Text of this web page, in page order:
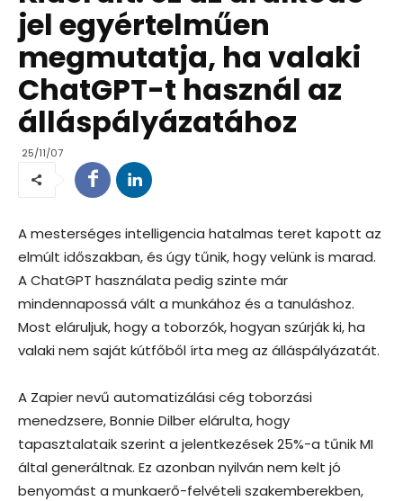
jel egyértelműen
megmutatja, ha valaki
ChatGPT-t használ az
álláspályázatához
25/11/07
A mesterséges intelligencia hatalmas teret kapott az
elmúlt időszakban, és úgy tűnik, hogy velünk is marad.
A ChatGPT használata pedig szinte már
mindennapossá vált a munkához és a tanuláshoz.
Most eláruljuk, hogy a toborzók, hogyan szúrják ki, ha
valaki nem saját kútfőből írta meg az álláspályázatát.
A Zapier nevű automatizálási cég toborzási
menedzsere, Bonnie Dilber elárulta, hogy
tapasztalataik szerint a jelentkezések 25%-a tűnik MI
által generáltnak. Ez azonban nyilván nem kelt jó
benyomást a munkaerő-felvételi szakemberekben,